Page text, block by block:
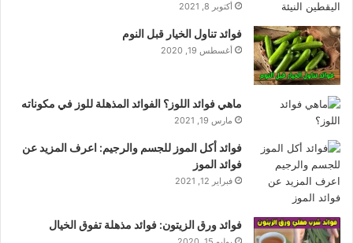
أكتوبر 8, 2021
فوائد تناول الخيار قبل النوم
أغسطس 19, 2020
ماهي فوائد اللوز؟ الفوائد المذهلة للوز في مكوناته
مارس 19, 2021
فوائد أكل الموز للجسم والرجيم: اعرف المزيد عن
فوائد الموز
فبراير 12, 2021
فوائد ورق الزيتون: فوائد مذهلة تفوق الخيال